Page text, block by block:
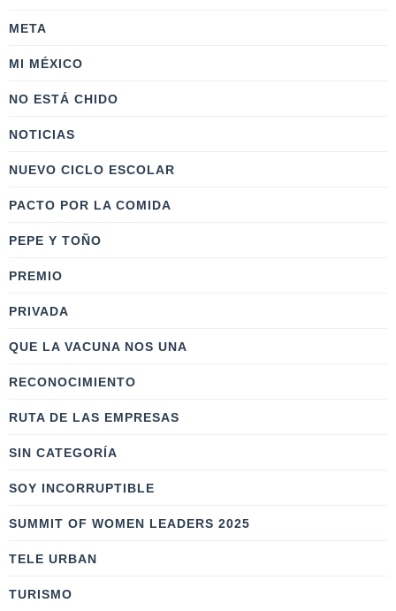
META
MI MÉXICO
NO ESTÁ CHIDO
NOTICIAS
NUEVO CICLO ESCOLAR
PACTO POR LA COMIDA
PEPE Y TOÑO
PREMIO
PRIVADA
QUE LA VACUNA NOS UNA
RECONOCIMIENTO
RUTA DE LAS EMPRESAS
SIN CATEGORÍA
SOY INCORRUPTIBLE
SUMMIT OF WOMEN LEADERS 2025
TELE URBAN
TURISMO